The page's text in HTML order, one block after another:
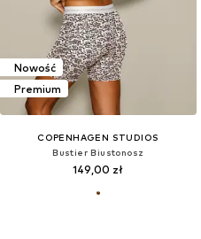
Nowość
Premium
COPENHAGEN STUDIOS
Bustier Biustonosz
149,00 zł